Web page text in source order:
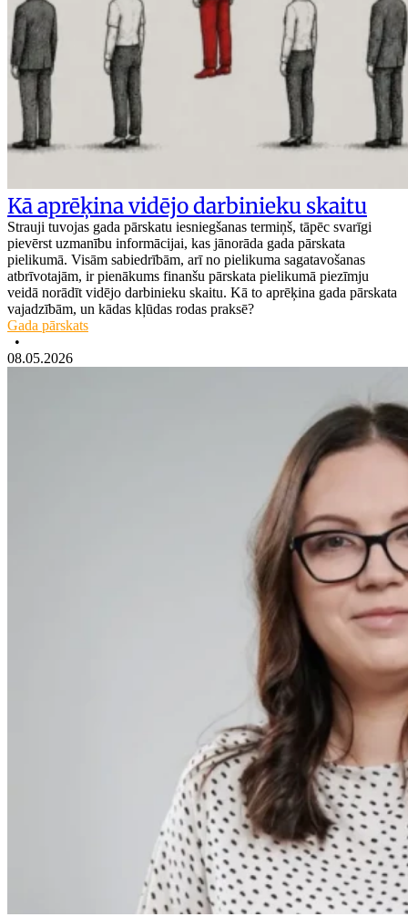
Kā aprēķina vidējo darbinieku skaitu
Strauji tuvojas gada pārskatu iesniegšanas termiņš, tāpēc svarīgi
pievērst uzmanību informācijai, kas jānorāda gada pārskata
pielikumā. Visām sabiedrībām, arī no pielikuma sagatavošanas
atbrīvotajām, ir pienākums finanšu pārskata pielikumā piezīmju
veidā norādīt vidējo darbinieku skaitu. Kā to aprēķina gada pārskata
vajadzībām, un kādas kļūdas rodas praksē?
Gada pārskats
•
08.05.2026